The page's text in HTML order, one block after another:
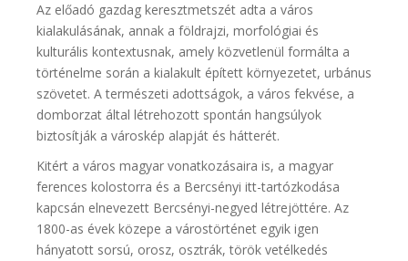
Az előadó gazdag keresztmetszét adta a város
kialakulásának, annak a földrajzi, morfológiai és
kulturális kontextusnak, amely közvetlenül formálta a
történelme során a kialakult épített környezetet, urbánus
szövetet. A természeti adottságok, a város fekvése, a
domborzat által létrehozott spontán hangsúlyok
biztosítják a városkép alapját és hátterét.
Kitért a város magyar vonatkozásaira is, a magyar
ferences kolostorra és a Bercsényi itt-tartózkodása
kapcsán elnevezett Bercsényi-negyed létrejöttére. Az
1800-as évek közepe a várostörténet egyik igen
hányatott sorsú, orosz, osztrák, török vetélkedés